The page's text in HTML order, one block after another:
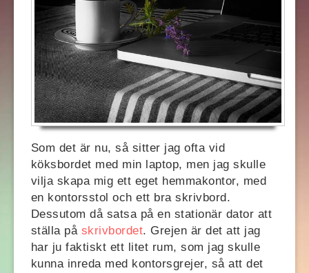
Som det är nu, så sitter jag ofta vid
köksbordet med min laptop, men jag skulle
vilja skapa mig ett eget hemmakontor, med
en kontorsstol och ett bra skrivbord.
Dessutom då satsa på en stationär dator att
ställa på skrivbordet. Grejen är det att jag
har ju faktiskt ett litet rum, som jag skulle
kunna inreda med kontorsgrejer, så att det